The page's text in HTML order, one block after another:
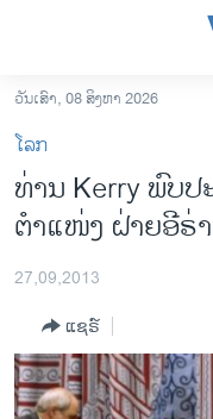
ເຂົ້າ
ຫາ
ຂ້າມ
ຂ້າມ
ຂ້າມ
ຫາ
ລາວ
ອາເມຣິກາ
ຂ່າວ​ຈີນ
ໂລກ
ເອເຊຍ
ວັນເສົາ, 08 ສິງຫາ 2026
ໂລກ
ທ່ານ Kerry ພົບ
ຕຳແໜ່ງ ຝ່າຍອີຣ່
27,09,2013
ແຊຣ໌